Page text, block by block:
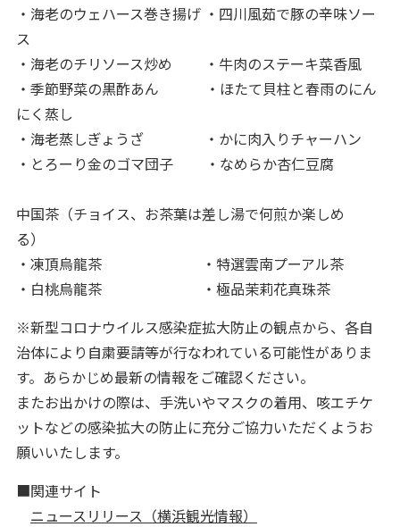
・海老のウェハース巻き揚げ ・四川風茹で豚の辛味ソー
ス
・海老のチリソース炒め ・牛肉のステーキ菜香風
・季節野菜の黒酢あん ・ほたて貝柱と春雨のにん
にく蒸し
・海老蒸しぎょうざ ・かに肉入りチャーハン
・とろーり金のゴマ団子 ・なめらか杏仁豆腐
中国茶（チョイス、お茶葉は差し湯で何煎か楽しめ
る）
・凍頂烏龍茶 ・特選雲南プーアル茶
・白桃烏龍茶 ・極品茉莉花真珠茶
※新型コロナウイルス感染症拡大防止の観点から、各自
治体により自粛要請等が行なわれている可能性がありま
す。あらかじめ最新の情報をご確認ください。
またお出かけの際は、手洗いやマスクの着用、咳エチケ
ットなどの感染拡大の防止に充分ご協力いただくようお
願いいたします。
■関連サイト
ニュースリリース（横浜観光情報）